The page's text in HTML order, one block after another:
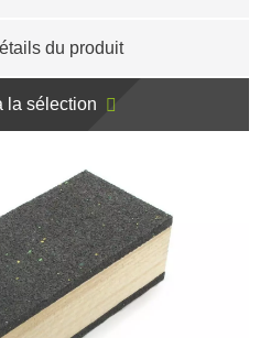
du produit
la sélection